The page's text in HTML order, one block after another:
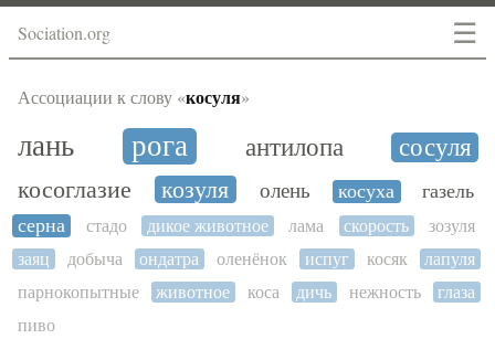
☰
Sociation.org
Ассоциации к слову «косуля»
лань рога антилопа сосуля
косоглазие козуля олень косуха
газель
серна
стадо дикое животное лама скорость
зозуля
заяц
добыча ондатра оленёнок испуг косяк
лапуля
парнокопытные
животное коса дичь нежность
глаза
пиво